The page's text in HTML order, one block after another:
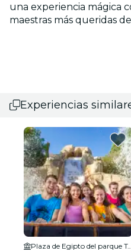
una experiencia mágica
maestras más queridas
Experiencias
Plaza de Egipto del parque Terra Mítica